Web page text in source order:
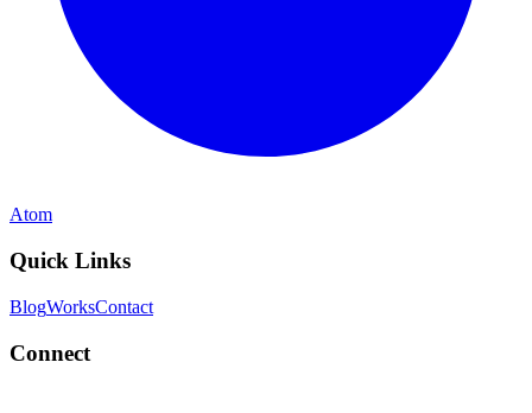
Atom
Quick Links
BlogWorksContact
Connect